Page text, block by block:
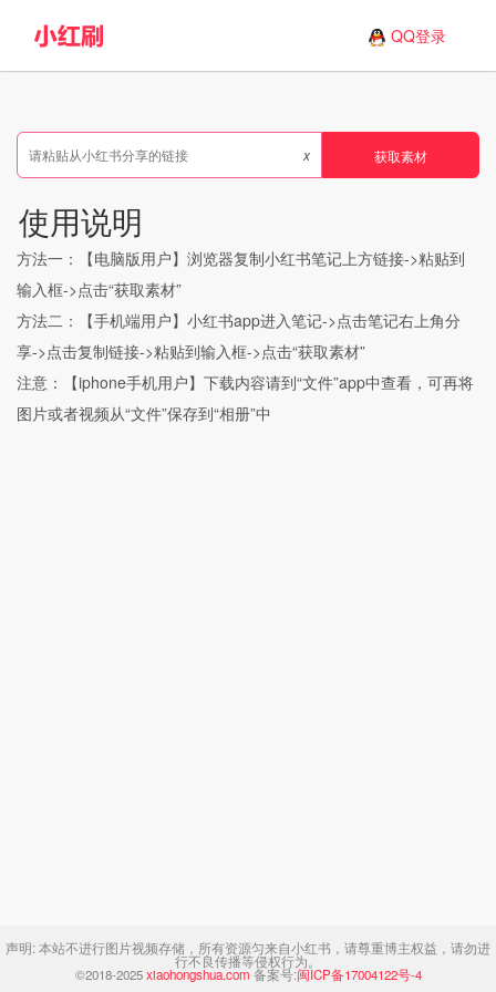
QQ登录
x 获取素材
使用说明
方法一：【电脑版用户】浏览器复制小红书笔记上方链接->粘贴到
输入框->点击“获取素材”
方法二：【手机端用户】小红书app进入笔记->点击笔记右上角分
享->点击复制链接->粘贴到输入框->点击“获取素材”
注意：【iphone手机用户】下载内容请到“文件”app中查看，可再将
图片或者视频从“文件”保存到“相册”中
声明:本站不进行图片视频存储，所有资源匀来自小红书，请尊重博主权益，请勿进
行不良传播等侵权行为。
©2018-2025xiaohongshua.com备案号:闽ICP备17004122号-4